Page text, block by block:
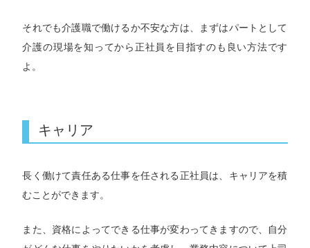
それでも介護職で働けるか不安な方は、まずはパートとして
介護の現場を知ってから正社員を目指すのも良い方法です
よ。
キャリア
長く働けて責任ある仕事を任される正社員は、キャリアを積
むことができます。
また、資格によってできる仕事が変わってきますので、自分